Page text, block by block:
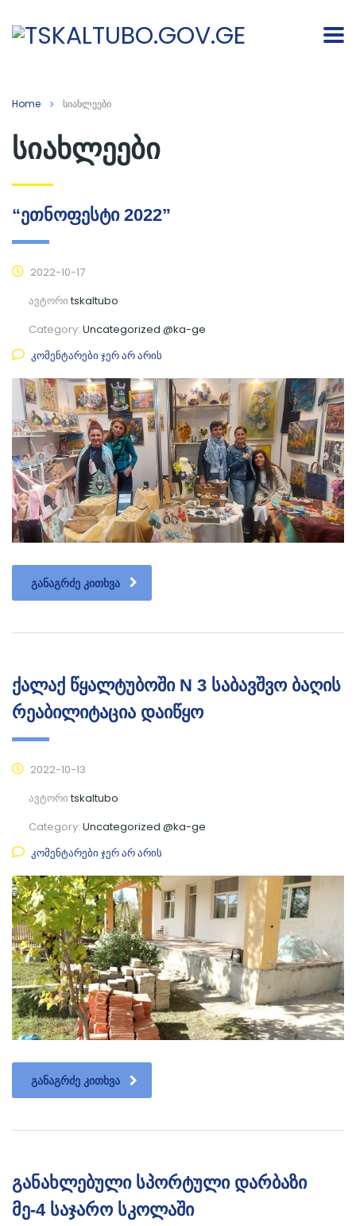
Home სიახლეები
სიახლეები
“ეთნოფესტი 2022”
2022-10-17
ავტორიtskaltubo
Category: Uncategorized @ka-ge
კომენტარები ჯერ არ არის
ᲒᲐᲜᲐᲒᲠᲫᲔ ᲙᲘᲗᲮᲕᲐ
ქალაქ წყალტუბოში N 3 საბავშვო ბაღის
რეაბილიტაცია დაიწყო
2022-10-13
ავტორიtskaltubo
Category: Uncategorized @ka-ge
კომენტარები ჯერ არ არის
ᲒᲐᲜᲐᲒᲠᲫᲔ ᲙᲘᲗᲮᲕᲐ
განახლებული სპორტული დარბაზი
მე-4 საჯარო სკოლაში